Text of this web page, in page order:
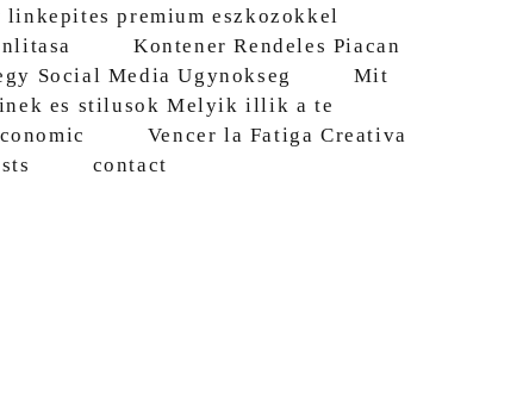
linkepites premium eszkozokkel
Kontener Rendeles Piacan
Social Media Ugynokseg
Mit
es stilusok Melyik illik a te
Vencer la Fatiga Creativa
contact